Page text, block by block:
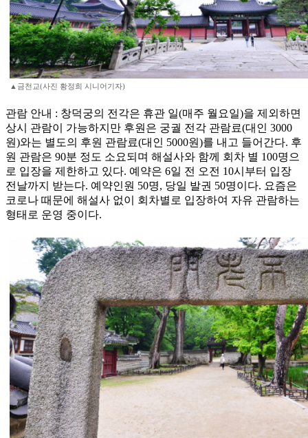
▲금천교(사진 황정희 시니어기자)
관람 안내 : 창덕궁의 전각은 휴관 일(매주 월요일)을 제외하면
상시 관람이 가능하지만 후원은 궁궐 전각 관람료(대인 3000
원)와는 별도의 후원 관람료(대인 5000원)를 내고 들어간다. 후
원 관람은 90분 정도 소요되며 해설사와 함께 회차 별 100명으
로 입장을 제한하고 있다. 예약은 6일 전 오전 10시부터 입장
전날까지 받는다. 예약인원 50명, 당일 발권 50명이다. 요즘은
코로나 때문에 해설사 없이 회차별로 입장하여 자유 관람하는
형태로 운영 중이다.